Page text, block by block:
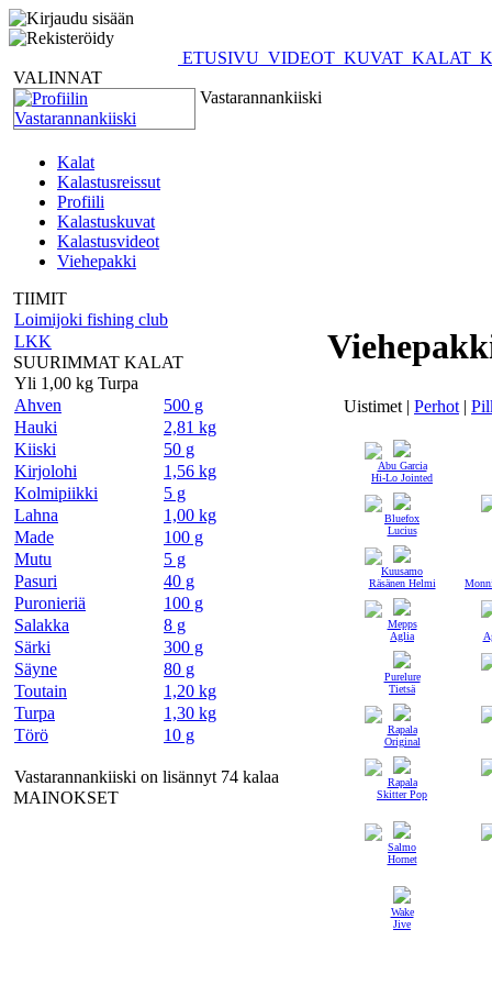
ETUSIVU VIDEOT KUVAT KALAT
VALINNAT
Vastarannankiiski
Kalat
Kalastusreissut
Profiili
Kalastuskuvat
Kalastusvideot
Viehepakki
TIIMIT
Loimijoki fishing club
LKK
SUURIMMAT KALAT
Yli 1,00 kg Turpa
Ahven
500 g
Hauki
2,81 kg
Kiiski
50 g
Kirjolohi
1,56 kg
Kolmipiikki
5 g
Lahna
1,00 kg
Made
100 g
Mutu
5 g
Pasuri
40 g
Puronieriä
100 g
Salakka
8 g
Särki
300 g
Säyne
80 g
Toutain
1,20 kg
Turpa
1,30 kg
Törö
10 g
Vastarannankiiski on lisännyt 74 kalaa
MAINOKSET
Uistimet | Perhot |
Abu Garcia
Hi-Lo Jointed
Bluefox
Lucius
Kuusamo
Räsänen Helmi
Mepps
Aglia
Purelure
Tietsä
Rapala
Original
Rapala
Skitter Pop
Salmo
Hornet
Wake
Jive